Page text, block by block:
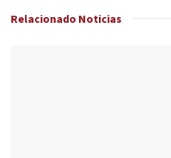
Relacionado Noticias